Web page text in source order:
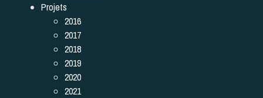
Projets
2016
2017
2018
2019
2020
2021